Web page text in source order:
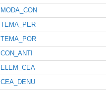
MODA_CON
TEMA_PER
TEMA_POR
CON_ANTI
ELEM_CEA
CEA_DENU